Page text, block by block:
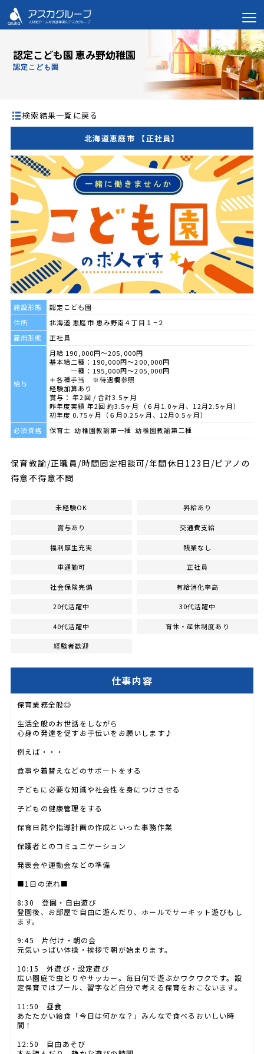
認定こども園 恵み野幼稚園
認定こども園
検索結果一覧に戻る
北海道恵庭市 【正社員】
施設形態
認定こども園
住所
北海道 恵庭市 恵み野南４丁目１−２
雇用形態
正社員
給与
月給 190,000円～205,000円
基本給二種：190,000円～200,000円
一種：195,000円～205,000円
＋各種手当 ※待遇欄参照
経験加算あり
賞与： 年2回 / 合計3.5ヶ月
昨年度実績 年2回 約3.5ヶ月（６月1.0ヶ月、12月2.5ヶ月）
初年度 0.75ヶ月（６月0.25ヶ月、12月0.5ヶ月）
必須資格
保育士 幼稚園教諭第一種 幼稚園教諭第二種
保育教諭/正職員/時間固定相談可/年間休日123日/ピアノの
得意不得意不問
未経験OK 昇給あり
賞与あり 交通費支給
福利厚生充実 残業なし
車通勤可 正社員
社会保険完備 有給消化率高
20代活躍中 30代活躍中
40代活躍中 育休・産休制度あり
経験者歓迎
仕事内容
保育業務全般◎
生活全般のお世話をしながら
心身の発達を促すお手伝いをお願いします♪
例えば・・・
食事や着替えなどのサポートをする
子どもに必要な知識や社会性を身につけさせる
子どもの健康管理をする
保育日誌や指導計画の作成といった事務作業
保護者とのコミュニケーション
発表会や運動会などの準備
■1日の流れ■
8:30 登園・自由遊び
登園後、お部屋で自由に遊んだり、ホールでサーキット遊びもし
ます。
9:45 片付け・朝の会
元気いっぱい体操・挨拶で朝が始まります。
10:15 外遊び・設定遊び
広い園庭で虫とりやサッカー。毎日何で遊ぶかワクワクです。設
定保育ではプール、習字など自分で考える保育をおこないます。
11:50 昼食
あたたかい給食「今日は何かな？」みんなで食べるおいしい時
間！
12:50 自由あそび